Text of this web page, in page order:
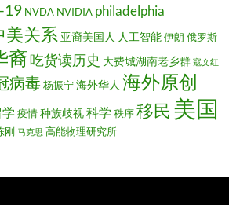
19 NVDA NVIDIA philadelphia
美关系 亚裔美国人 人工智能伊朗 俄罗斯
裔吃货读历史 大费城湖南老乡群 寇文红
病毒杨振宁海外华人 海外原创
学 疫情种族歧视科学 秩序移民 美国
刚 马克思 高能物理研究所